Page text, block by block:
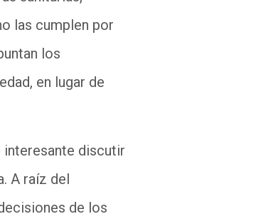
las cumplen por
los
en lugar de
discutir
A raíz del
de los